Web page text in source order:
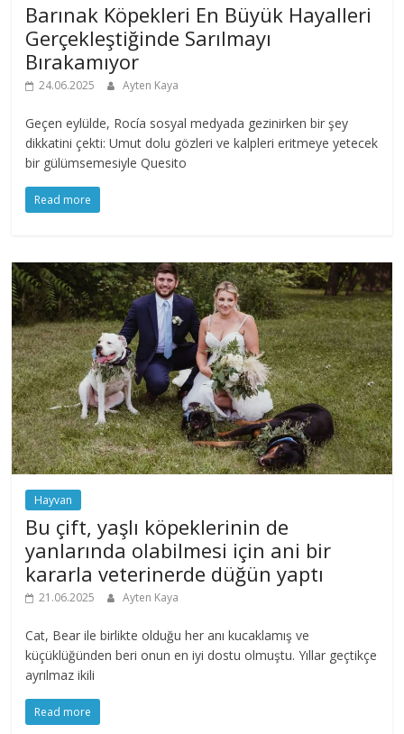
Barınak Köpekleri En Büyük Hayalleri
Gerçekleştiğinde Sarılmayı
Bırakamıyor
24.06.2025 Ayten Kaya
Geçen eylülde, Rocía sosyal medyada gezinirken bir şey
dikkatini çekti: Umut dolu gözleri ve kalpleri eritmeye yetecek
bir gülümsemesiyle Quesito
Read more
Hayvan
Bu çift, yaşlı köpeklerinin de
yanlarında olabilmesi için ani bir
kararla veterinerde düğün yaptı
21.06.2025 Ayten Kaya
Cat, Bear ile birlikte olduğu her anı kucaklamış ve
küçüklüğünden beri onun en iyi dostu olmuştu. Yıllar geçtikçe
ayrılmaz ikili
Read more